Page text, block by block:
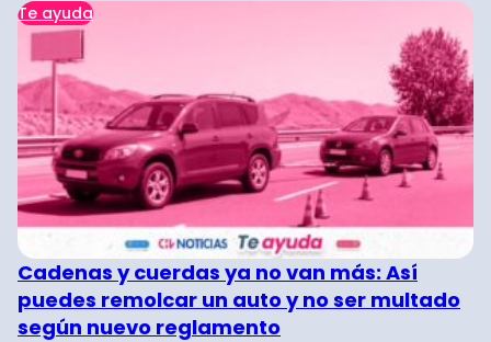
Te ayuda
Cadenas y cuerdas ya no van más: Así
puedes remolcar un auto y no ser multado
según nuevo reglamento